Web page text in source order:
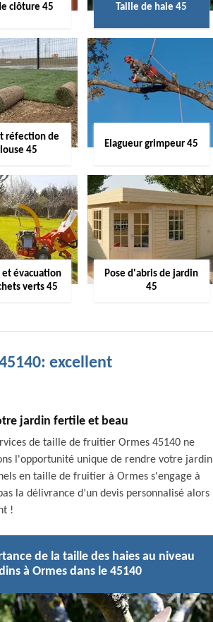
clôture 45 Taille de haie 45
réfection de
45
Elagueur grimpeur 45
et évacuation
verts 45
Pose d'abris de jardin
45
excellent
jardin fertile et beau
de taille de fruitier Ormes 45140 ne
l'opportunité unique de rendre votre jardin
en taille de fruitier à Ormes s'engage à
la délivrance d’un devis personnalisé alors
!
de la taille des haies au niveau
à Ormes dans le 45140